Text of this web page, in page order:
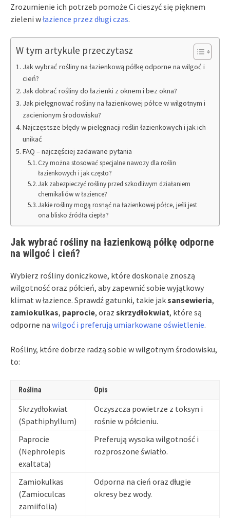
Zrozumienie ich potrzeb pomoże Ci cieszyć się pięknem
zieleni włazience przez długi czas.
W tym artykule przeczytasz
Jak wybrać rośliny na łazienkową półkę odporne na wilgoć i
cień?
Jak dobrać rośliny do łazienki z oknem i bez okna?
Jak pielęgnować rośliny na łazienkowej półce w wilgotnym i
zacienionym środowisku?
Najczęstsze błędy w pielęgnacji roślin łazienkowych i jak ich
unikać
FAQ – najczęściej zadawane pytania
Czy można stosować specjalne nawozy dla roślin
łazienkowych i jak często?
Jak zabezpieczyć rośliny przed szkodliwym działaniem
chemikaliów w łazience?
Jakie rośliny mogą rosnąć na łazienkowej półce, jeśli jest
ona blisko źródła ciepła?
Jak wybrać rośliny na łazienkową półkę odporne
na wilgoć i cień?
Wybierz rośliny doniczkowe, które doskonale znoszą
wilgotność oraz półcień, aby zapewnić sobie wyjątkowy
klimat w łazience. Sprawdź gatunki, takie jaksansewieria,
zamiokulkas, paprocie, oraz skrzydłokwiat, które są
odporne na wilgoć i preferują umiarkowane oświetlenie.
Rośliny, które dobrze radzą sobie w wilgotnym środowisku,
to:
Roślina Opis
Skrzydłokwiat
(Spathiphyllum)
Oczyszcza powietrze z toksyn i
rośnie w półcieniu.
Paprocie
(Nephrolepis
exaltata)
Preferują wysoka wilgotność i
rozproszone światło.
Zamiokulkas
(Zamioculcas
zamiifolia)
Odporna na cień oraz długie
okresy bez wody.